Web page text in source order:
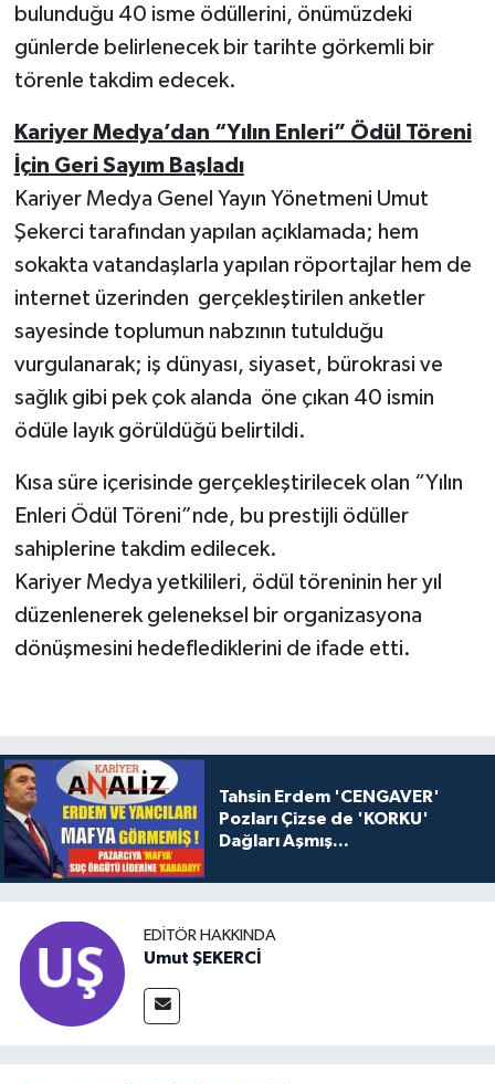
bulunduğu 40 isme ödüllerini, önümüzdeki
günlerde belirlenecek bir tarihte görkemli bir
törenle takdim edecek.
Kariyer Medya’dan “Yılın Enleri” Ödül Töreni
İçin Geri Sayım Başladı
Kariyer Medya Genel Yayın Yönetmeni Umut
Şekerci tarafından yapılan açıklamada; hem
sokakta vatandaşlarla yapılan röportajlar hem de
internet üzerinden gerçekleştirilen anketler
sayesinde toplumun nabzının tutulduğu
vurgulanarak; iş dünyası, siyaset, bürokrasi ve
sağlık gibi pek çok alanda öne çıkan 40 ismin
ödüle layık görüldüğü belirtildi.
Kısa süre içerisinde gerçekleştirilecek olan “Yılın
Enleri Ödül Töreni”nde, bu prestijli ödüller
sahiplerine takdim edilecek.
Kariyer Medya yetkilileri, ödül töreninin her yıl
düzenlenerek geleneksel bir organizasyona
dönüşmesini hedeflediklerini de ifade etti.
Tahsin Erdem 'CENGAVER'
Pozları Çizse de 'KORKU'
Dağları Aşmış...
EDITÖR HAKKINDA
Umut ŞEKERCİ